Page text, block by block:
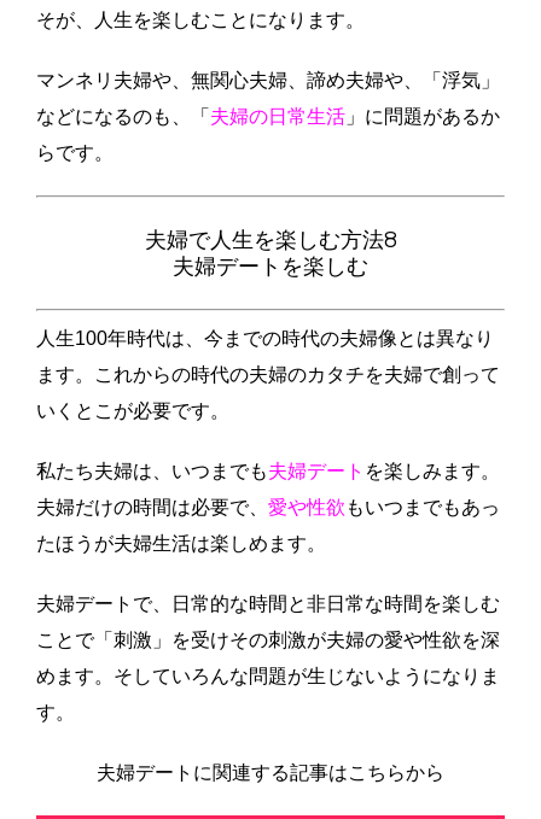
そが、人生を楽しむことになります。
マンネリ夫婦や、無関心夫婦、諦め夫婦や、「浮気」
などになるのも、「 夫婦の日常生活 」に問題があるか
らです。
夫婦で人生を楽しむ方法8
夫婦デートを楽しむ
人生100年時代は、今までの時代の夫婦像とは異なり
ます。これからの時代の夫婦のカタチを夫婦で創って
いくとこが必要です。
私たち夫婦は、いつまでも夫婦デート を楽しみます。
夫婦だけの時間は必要で、 愛や性欲 もいつまでもあっ
たほうが夫婦生活は楽しめます。
夫婦デートで、日常的な時間と非日常な時間を楽しむ
ことで「刺激」を受けその刺激が夫婦の愛や性欲を深
めます。そしていろんな問題が生じないようになりま
す。
夫婦デートに関連する記事はこちらから